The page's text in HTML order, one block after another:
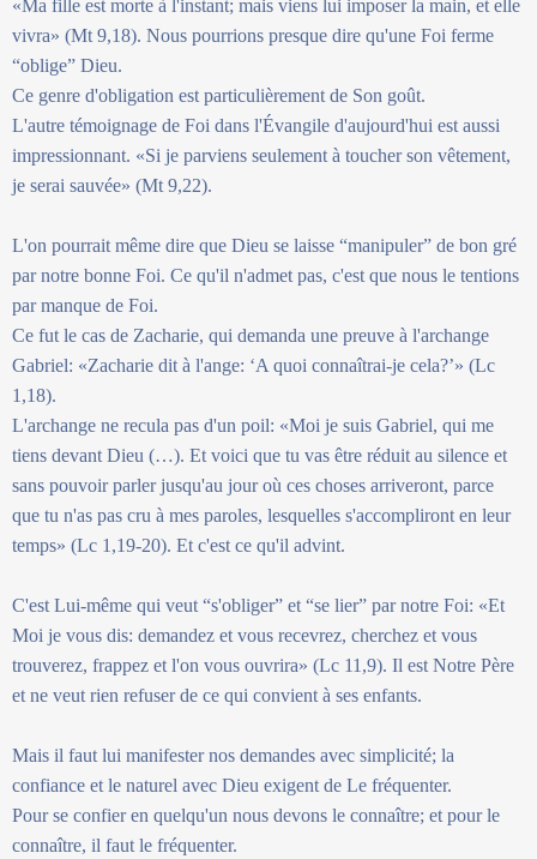
«Ma fille est morte à l'instant; mais viens lui imposer la main, et elle
vivra» (Mt 9,18). Nous pourrions presque dire qu'une Foi ferme
“oblige” Dieu.
Ce genre d'obligation est particulièrement de Son goût.
L'autre témoignage de Foi dans l'Évangile d'aujourd'hui est aussi
impressionnant. «Si je parviens seulement à toucher son vêtement,
je serai sauvée» (Mt 9,22).
L'on pourrait même dire que Dieu se laisse “manipuler” de bon gré
par notre bonne Foi. Ce qu'il n'admet pas, c'est que nous le tentions
par manque de Foi.
Ce fut le cas de Zacharie, qui demanda une preuve à l'archange
Gabriel: «Zacharie dit à l'ange: ‘A quoi connaîtrai-je cela?’» (Lc
1,18).
L'archange ne recula pas d'un poil: «Moi je suis Gabriel, qui me
tiens devant Dieu (…). Et voici que tu vas être réduit au silence et
sans pouvoir parler jusqu'au jour où ces choses arriveront, parce
que tu n'as pas cru à mes paroles, lesquelles s'accompliront en leur
temps» (Lc 1,19-20). Et c'est ce qu'il advint.
C'est Lui-même qui veut “s'obliger” et “se lier” par notre Foi: «Et
Moi je vous dis: demandez et vous recevrez, cherchez et vous
trouverez, frappez et l'on vous ouvrira» (Lc 11,9). Il est Notre Père
et ne veut rien refuser de ce qui convient à ses enfants.
Mais il faut lui manifester nos demandes avec simplicité; la
confiance et le naturel avec Dieu exigent de Le fréquenter.
Pour se confier en quelqu'un nous devons le connaître; et pour le
connaître, il faut le fréquenter.